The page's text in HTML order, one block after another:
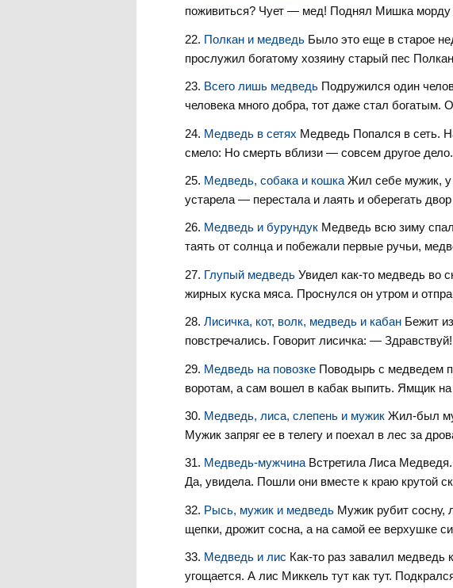
поживиться? Чует — мед! Поднял Мишка морду
Полкан и медведь Было это еще в старое
прослужил богатому хозяину старый пес
Всего лишь медведь Подружился один
человека много добра, тот даже стал богатым.
Медведь в сетях Медведь Попался в сеть.
смело: Но смерть вблизи — совсем другое
Медведь, собака и кошка Жил себе мужик, у
устарела — перестала и лаять и оберегать
Медведь и бурундук Медведь всю зиму спал
таять от солнца и побежали первые ручьи,
Глупый медведь Увидел как-то медведь во
жирных куска мяса. Проснулся он утром и
Лисичка, кот, волк, медведь и кабан Бежит
повстречались. Говорит лисичка: —
Медведь на повозке Поводырь с медведем
воротам, а сам вошел в кабак выпить. Ямщик на
Медведь, лиса, слепень и мужик Жил-был
Мужик запряг ее в телегу и поехал в лес за
Медведь-мужчина Встретила Лиса
Да, увидела. Пошли они вместе к краю крутой
Рысь, мужик и медведь Мужик рубит
щепки, дрожит сосна, а на самой ее верхушке
Медведь и лис Как-то раз завалил медведь
угощается. А лис Миккель тут как тут.